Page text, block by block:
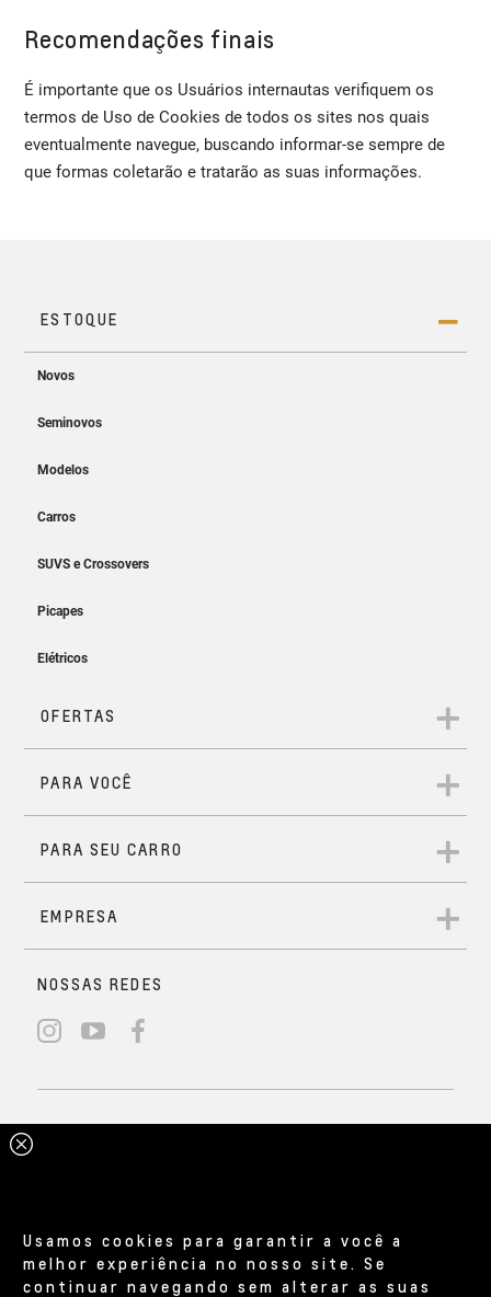
Recomendações finais
É importante que os Usuários internautas verifiquem os
termos de Uso de Cookies de todos os sites nos quais
eventualmente navegue, buscando informar-se sempre de
que formas coletarão e tratarão as suas informações.
Usamos cookies para garantir a você a
melhor experiência no nosso site. Se
continuar navegando sem alterar as suas